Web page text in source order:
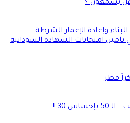
هل يسمعون ؟
وإعادة الإعمار الشرطة
امتحانات الشهادة السودانية
قطر
30 !!